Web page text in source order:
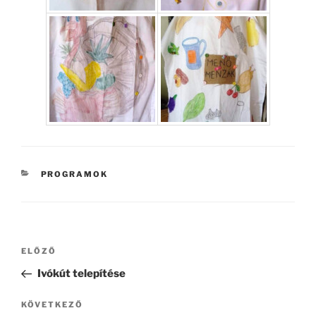
KATEGÓRIÁK
PROGRAMOK
Bejegyzés
Korábbi
bejegyzés
ELŐZŐ
Ivókút telepítése
Következő
KÖVETKEZŐ